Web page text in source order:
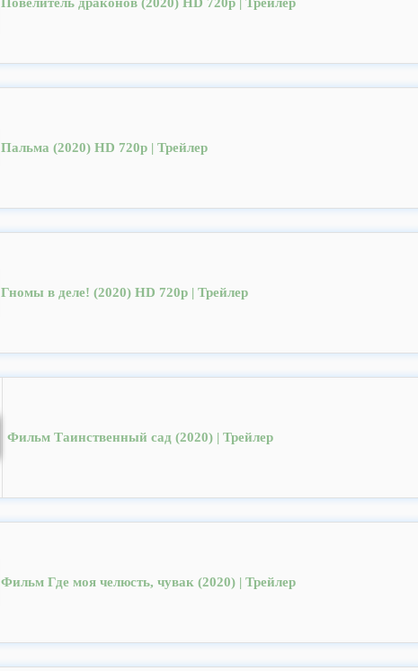
Пальма (2020) HD 720p | Трейлер
Гномы в деле! (2020) HD 720p | Трейлер
Фильм Таинственный сад (2020) | Трейлер
Фильм Где моя челюсть, чувак (2020) | Трейлер